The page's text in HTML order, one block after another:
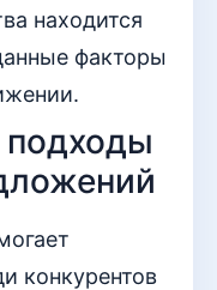
находится
факторы
конкурентов